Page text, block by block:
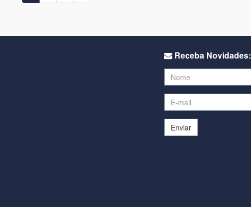
Receba Novidades:
Enviar